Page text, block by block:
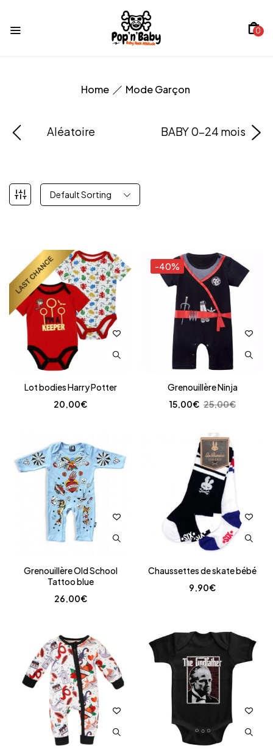
0
Home Mode Garçon
Aléatoire BABY 0-24 mois
Default Sorting
Lot bodies Harry Potter
20,00€
-40%
Grenouillère Ninja
25,00€
15,00€
Grenouillère Old School
Tattoo blue
26,00€
Chaussettes de skate bébé
9,90€